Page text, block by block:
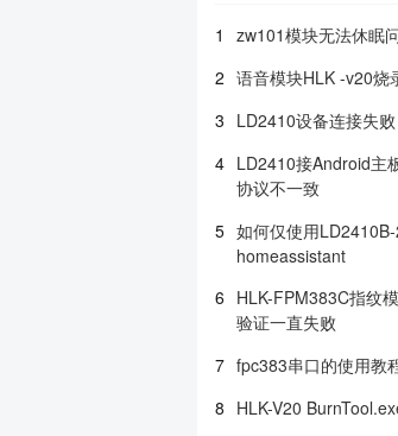
1
zw101模块无法休眠
2 语音模块HLK -v20烧
3 LD2410设备连接失败
4 LD2410接Android主
协议不一致
5 如何仅使用
homeassistant
6 HLK-FPM383C指纹
验证一直失败
7 fpc383串口的使用教
8 HLK-V20